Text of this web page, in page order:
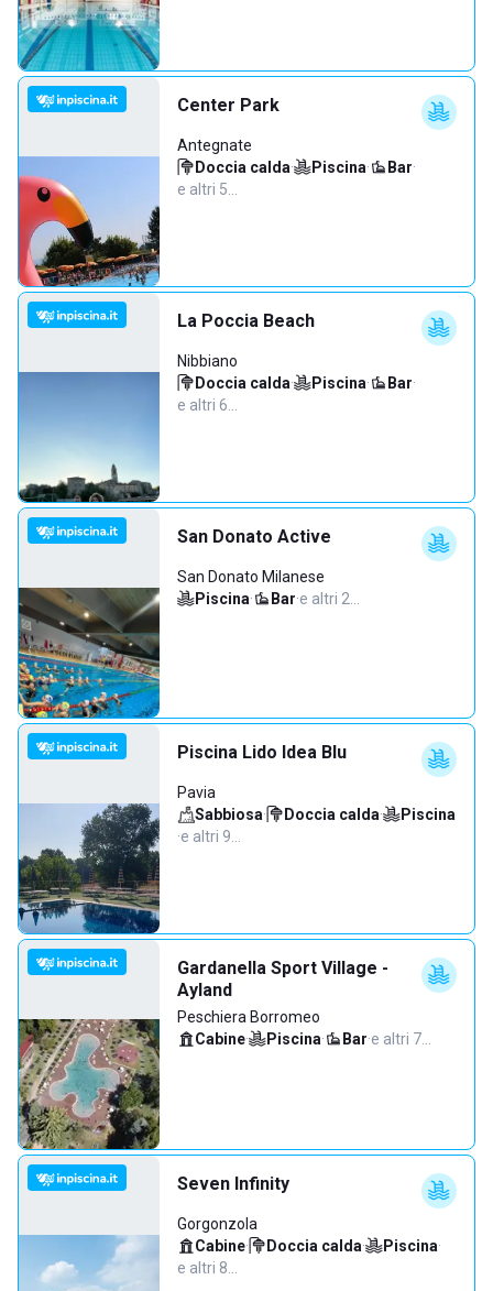
Center Park
Antegnate
Doccia calda· Piscina· Bar·
e altri 5…
La Poccia Beach
Nibbiano
Doccia calda· Piscina· Bar·
e altri 6…
San Donato Active
San Donato Milanese
Piscina· Bar·e altri 2…
Piscina Lido Idea Blu
Pavia
Sabbiosa· Doccia calda·
Piscina
·e altri 9…
Gardanella Sport Village -
Ayland
Peschiera Borromeo
Cabine· Piscina· Bar·e altri 7…
Seven Infinity
Gorgonzola
Cabine· Doccia calda· Piscina·
e altri 8…